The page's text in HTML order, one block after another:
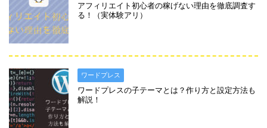
アフィリエイト初心者の稼げない理由を徹底調査す
る！（実体験アリ）
ワードプレス
ワードプレスの子テーマとは？作り方と設定方法も
解説！